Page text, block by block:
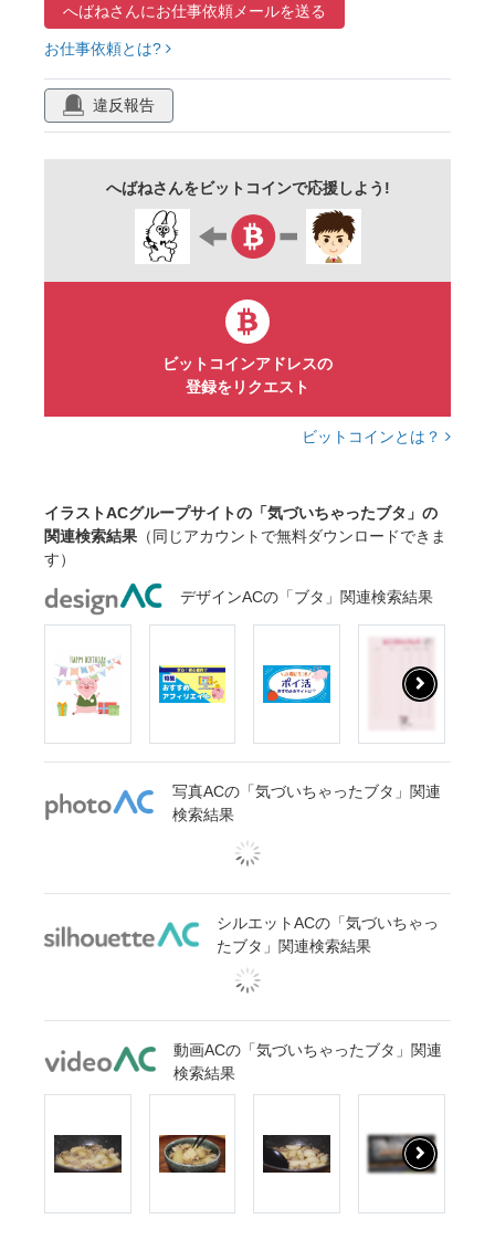
へばねさんにお仕事依頼メールを送る
お仕事依頼とは?
違反報告
へばねさんをビットコインで応援しよう!
ビットコインアドレスの
登録をリクエスト
ビットコインとは？
イラストACグループサイトの「気づいちゃったブタ」の
関連検索結果 （同じアカウントで無料ダウンロードできま
す）
デザインACの「ブタ」関連検索結果
写真ACの「気づいちゃったブタ」関連
検索結果
シルエットACの「気づいちゃっ
たブタ」関連検索結果
動画ACの「気づいちゃったブタ」関連
検索結果